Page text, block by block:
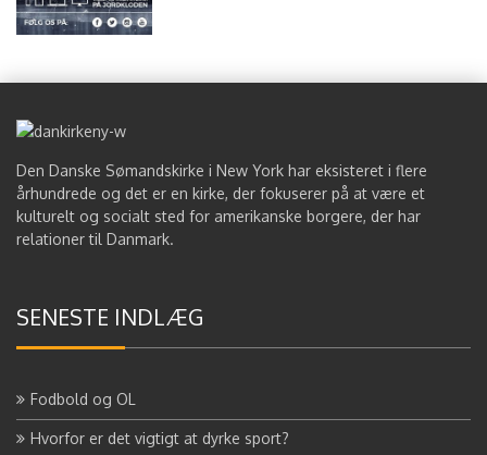
Den Danske Sømandskirke i New York har eksisteret i flere
århundrede og det er en kirke, der fokuserer på at være et
kulturelt og socialt sted for amerikanske borgere, der har
relationer til Danmark.
SENESTE INDLÆG
Fodbold og OL
Hvorfor er det vigtigt at dyrke sport?